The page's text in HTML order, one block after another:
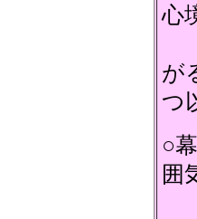
心
が
つ
○
囲